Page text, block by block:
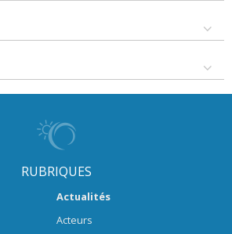
RUBRIQUES
Actualités
Acteurs